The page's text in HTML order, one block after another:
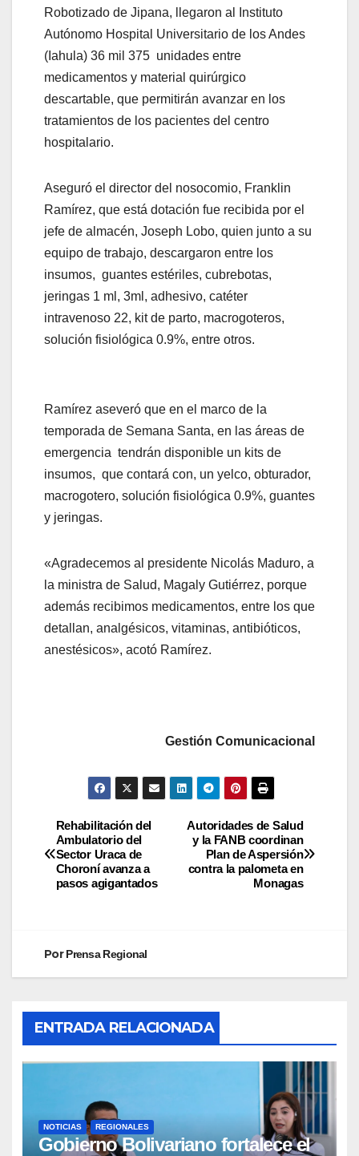
Robotizado de Jipana, llegaron al Instituto
Autónomo Hospital Universitario de los Andes
(Iahula) 36 mil 375 unidades entre
medicamentos y material quirúrgico
descartable, que permitirán avanzar en los
tratamientos de los pacientes del centro
hospitalario.
Aseguró el director del nosocomio, Franklin
Ramírez, que está dotación fue recibida por el
jefe de almacén, Joseph Lobo, quien junto a su
equipo de trabajo, descargaron entre los
insumos, guantes estériles, cubrebotas,
jeringas 1 ml, 3ml, adhesivo, catéter
intravenoso 22, kit de parto, macrogoteros,
solución fisiológica 0.9%, entre otros.
Ramírez aseveró que en el marco de la
temporada de Semana Santa, en las áreas de
emergencia tendrán disponible un kits de
insumos, que contará con, un yelco, obturador,
macrogotero, solución fisiológica 0.9%, guantes
y jeringas.
«Agradecemos al presidente Nicolás Maduro, a
la ministra de Salud, Magaly Gutiérrez, porque
además recibimos medicamentos, entre los que
detallan, analgésicos, vitaminas, antibióticos,
anestésicos», acotó Ramírez.
Gestión Comunicacional
Autoridades de Salud
y la FANB coordinan
Plan de Aspersión
contra la palometa en
Monagas
Rehabilitación del
Ambulatorio del
Sector Uraca de
Choroní avanza a
pasos agigantados
PorPrensa Regional
ENTRADA RELACIONADA
NOTICIAS REGIONALES
Gobierno Bolivariano fortalece el